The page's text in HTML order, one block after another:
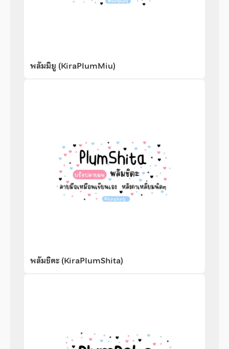
พลัมมิยู (KiraPlumMiu)
พลัมชิตะ (KiraPlumShita)